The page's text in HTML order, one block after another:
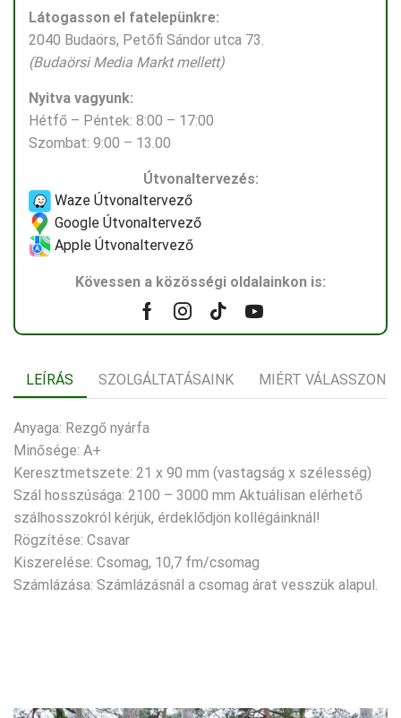
Látogasson el fatelepünkre:
2040 Budaörs, Petőfi Sándor utca 73.
(Budaörsi Media Markt mellett)
Nyitva vagyunk:
Hétfő – Péntek: 8:00 – 17:00
Szombat: 9:00 – 13.00
Útvonaltervezés:
Waze Útvonaltervező
Google Útvonaltervező
Apple Útvonaltervező
Kövessen a közösségi oldalainkon is:
Facebook
Instagram
Tik- Youtube
LEÍRÁS SZOLGÁLTATÁSAINK MIÉRT VÁLASSZON
Anyaga: Rezgő nyárfa
Minősége: A+
Keresztmetszete: 21 x 90 mm (vastagság x szélesség)
Szál hosszúsága: 2100 – 3000 mm Aktuálisan elérhető
szálhosszokról kérjük, érdeklődjön kollégáinknál!
Rögzítése: Csavar
Kiszerelése: Csomag, 10,7 fm/csomag
Számlázása: Számlázásnál a csomag árat vesszük alapul.